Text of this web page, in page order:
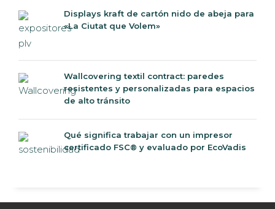
Displays kraft de cartón nido de abeja para
«La Ciutat que Volem»
Wallcovering textil contract: paredes
resistentes y personalizadas para espacios
de alto tránsito
Qué significa trabajar con un impresor
certificado FSC® y evaluado por EcoVadis